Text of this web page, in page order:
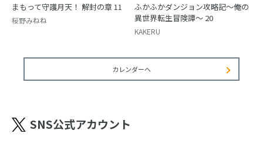
まもって守護月天！ 解封の章 11
桜野みねね
ふかふかダンジョン攻略記～俺の
異世界転生冒険譚～ 20
KAKERU
カレンダーへ
SNS公式アカウント